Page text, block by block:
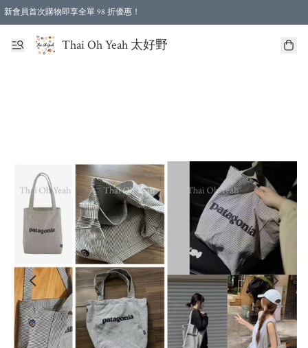
新會員首次購物即享全單 98 折優惠！
特選會員可享全單低至 96 折優惠！
Thai Oh Yeah 太好野